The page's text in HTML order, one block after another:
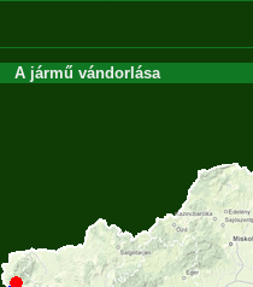
A jármű vándorlása